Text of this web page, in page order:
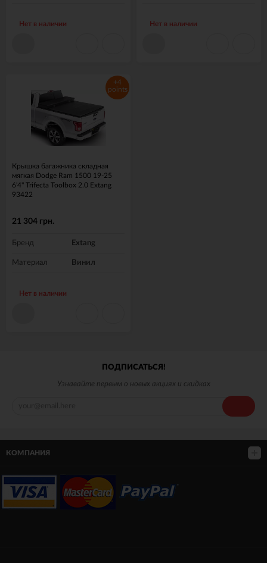
Нет в наличии Нет в наличии
+4
points
Крышка багажника складная
мягкая Dodge Ram 1500 19-25
6'4" Trifecta Toolbox 2.0 Extang
93422
21 304 грн.
Бренд Extang
Материал Винил
Нет в наличии
ПОДПИСАТЬСЯ!
Узнавайте первым о новых акциях и скидках
КОМПАНИЯ